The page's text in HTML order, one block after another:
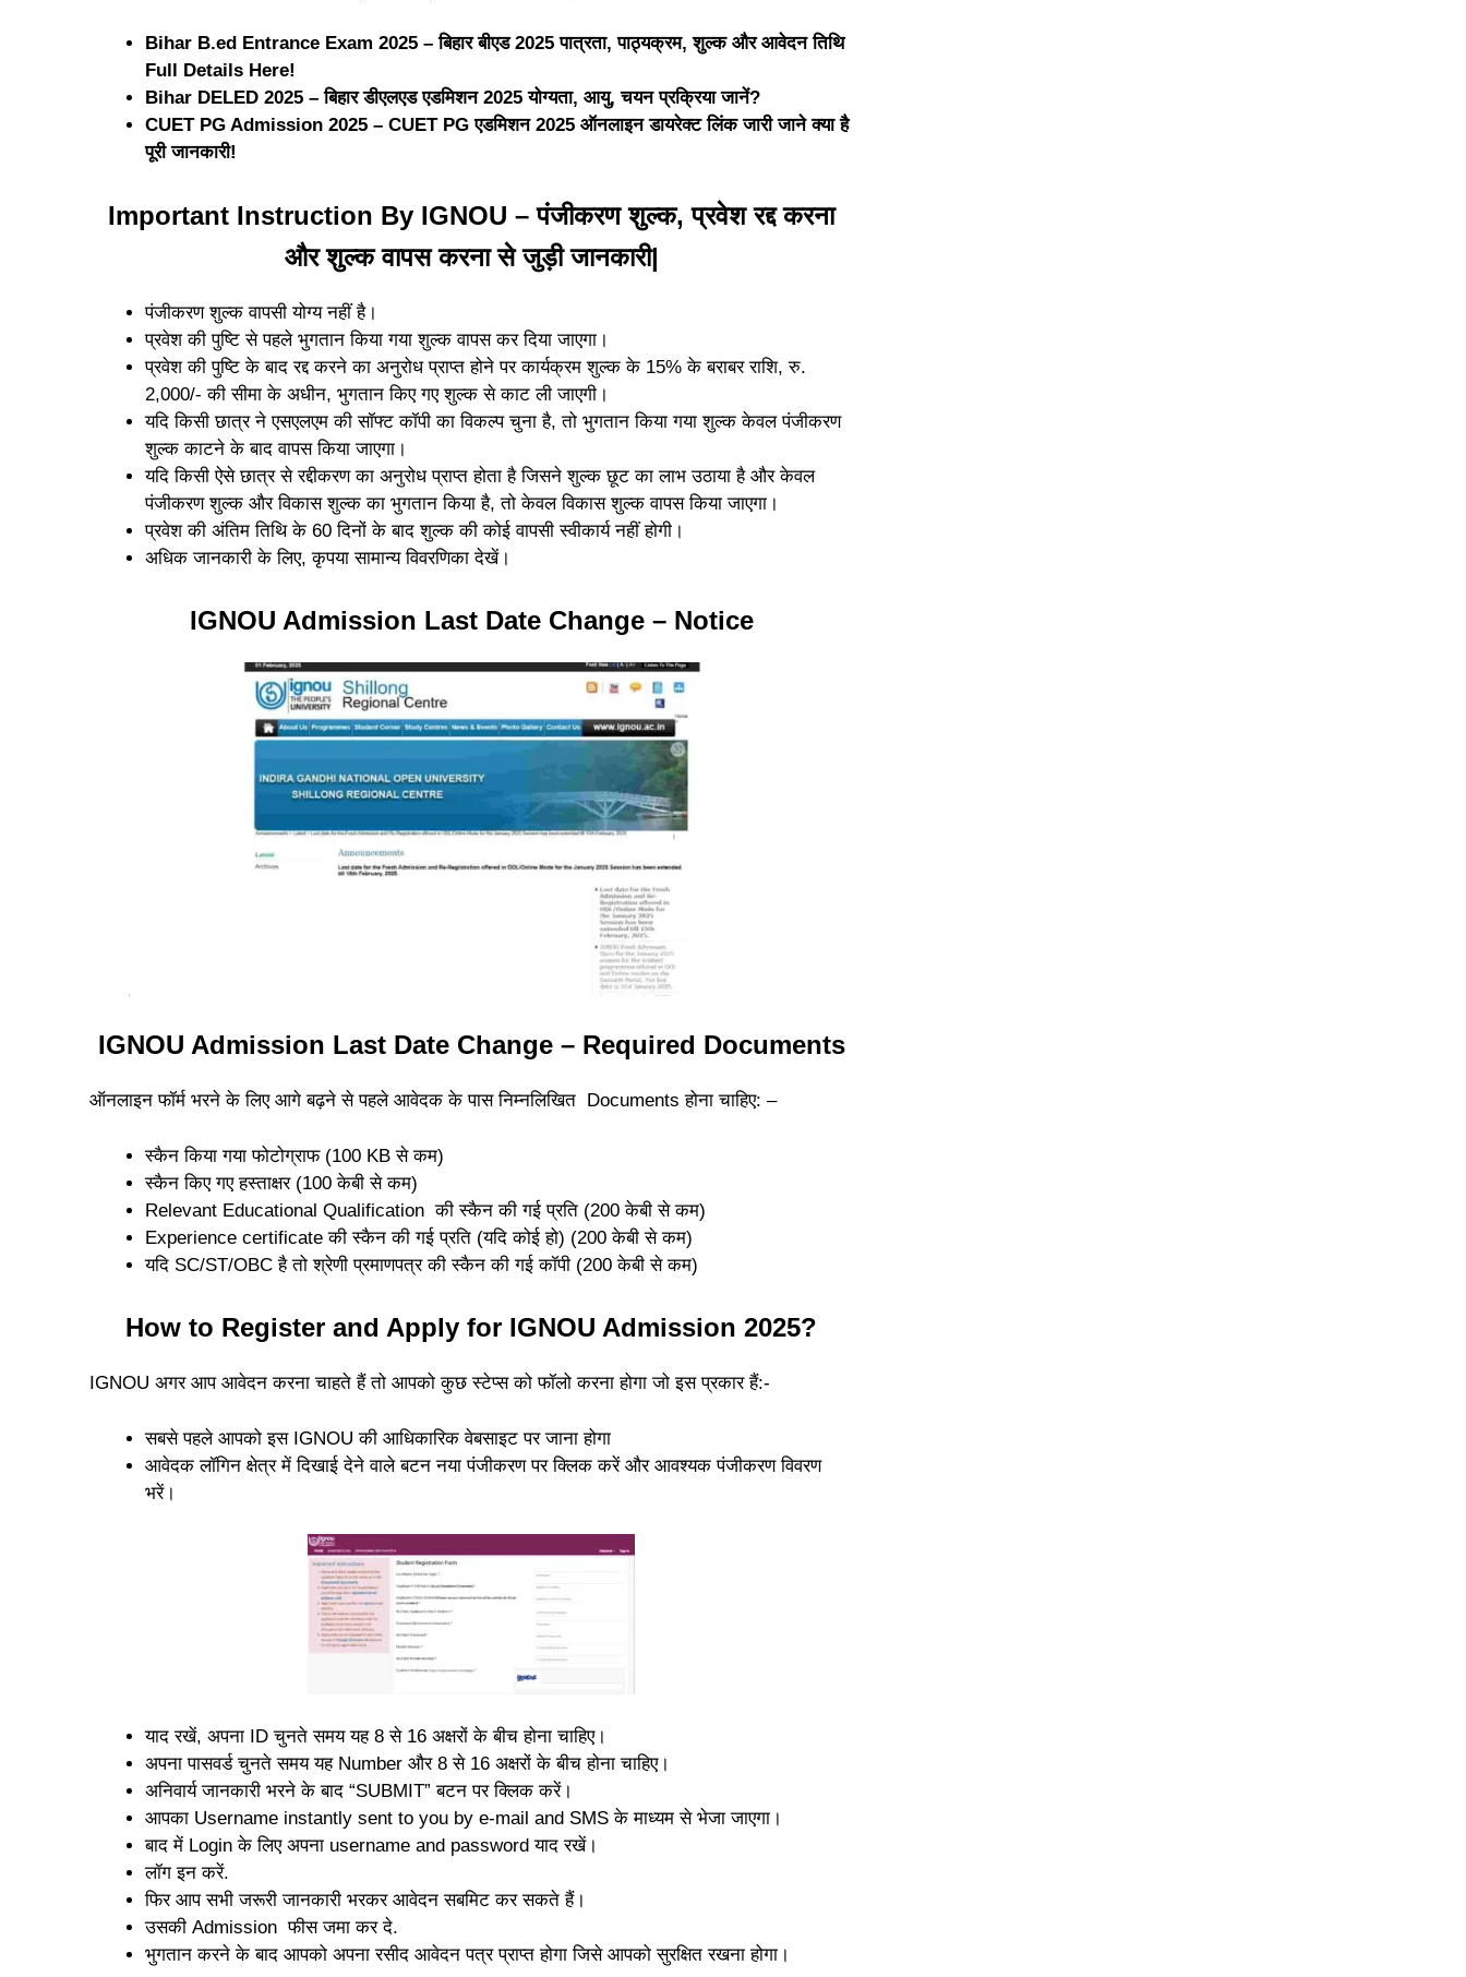
Bihar B.ed Entrance Exam 2025 – बिहार बीएड 2025 पात्रता, पाठ्यक्रम, शुल्क और आवेदन तिथि
Full Details Here!
Bihar DELED 2025 – बिहार डीएलएड एडमिशन 2025 योग्यता, आयु, चयन प्रक्रिया जानें?
CUET PG Admission 2025 – CUET PG एडमिशन 2025 ऑनलाइन डायरेक्ट लिंक जारी जाने क्या है
पूरी जानकारी!
Important Instruction By IGNOU – पंजीकरण शुल्क, प्रवेश रद्द करना
और शुल्क वापस करना से जुड़ी जानकारी|
पंजीकरण शुल्क वापसी योग्य नहीं है।
प्रवेश की पुष्टि से पहले भुगतान किया गया शुल्क वापस कर दिया जाएगा।
प्रवेश की पुष्टि के बाद रद्द करने का अनुरोध प्राप्त होने पर कार्यक्रम शुल्क के 15% के बराबर राशि, रु.
2,000/- की सीमा के अधीन, भुगतान किए गए शुल्क से काट ली जाएगी।
यदि किसी छात्र ने एसएलएम की सॉफ्ट कॉपी का विकल्प चुना है, तो भुगतान किया गया शुल्क केवल पंजीकरण
शुल्क काटने के बाद वापस किया जाएगा।
यदि किसी ऐसे छात्र से रद्दीकरण का अनुरोध प्राप्त होता है जिसने शुल्क छूट का लाभ उठाया है और केवल
पंजीकरण शुल्क और विकास शुल्क का भुगतान किया है, तो केवल विकास शुल्क वापस किया जाएगा।
प्रवेश की अंतिम तिथि के 60 दिनों के बाद शुल्क की कोई वापसी स्वीकार्य नहीं होगी।
अधिक जानकारी के लिए, कृपया सामान्य विवरणिका देखें।
IGNOU Admission Last Date Change – Notice
IGNOU Admission Last Date Change – Required Documents
ऑनलाइन फॉर्म भरने के लिए आगे बढ़ने से पहले आवेदक के पास निम्नलिखित Documents होना चाहिए: –
स्कैन किया गया फोटोग्राफ (100 KB से कम)
स्कैन किए गए हस्ताक्षर (100 केबी से कम)
Relevant Educational Qualification की स्कैन की गई प्रति (200 केबी से कम)
Experience certificate की स्कैन की गई प्रति (यदि कोई हो) (200 केबी से कम)
यदि SC/ST/OBC है तो श्रेणी प्रमाणपत्र की स्कैन की गई कॉपी (200 केबी से कम)
How to Register and Apply for IGNOU Admission 2025?
IGNOU अगर आप आवेदन करना चाहते हैं तो आपको कुछ स्टेप्स को फॉलो करना होगा जो इस प्रकार हैं:-
सबसे पहले आपको इस IGNOU की आधिकारिक वेबसाइट पर जाना होगा
आवेदक लॉगिन क्षेत्र में दिखाई देने वाले बटन नया पंजीकरण पर क्लिक करें और आवश्यक पंजीकरण विवरण
भरें।
याद रखें, अपना ID चुनते समय यह 8 से 16 अक्षरों के बीच होना चाहिए।
अपना पासवर्ड चुनते समय यह Number और 8 से 16 अक्षरों के बीच होना चाहिए।
अनिवार्य जानकारी भरने के बाद “SUBMIT” बटन पर क्लिक करें।
आपका Username instantly sent to you by e-mail and SMS के माध्यम से भेजा जाएगा।
बाद में Login के लिए अपना username and password याद रखें।
लॉग इन करें.
फिर आप सभी जरूरी जानकारी भरकर आवेदन सबमिट कर सकते हैं।
उसकी Admission फीस जमा कर दे.
भुगतान करने के बाद आपको अपना रसीद आवेदन पत्र प्राप्त होगा जिसे आपको सुरक्षित रखना होगा।